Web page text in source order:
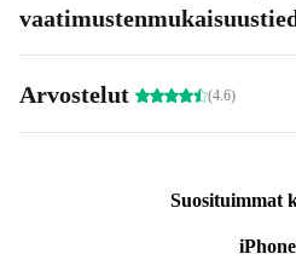
Arvostelut (4.6)
Suosituimmat